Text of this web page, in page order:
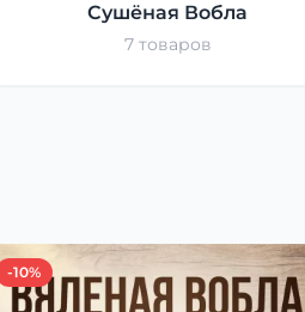
Сушёная Вобла
7 товаров
-10%